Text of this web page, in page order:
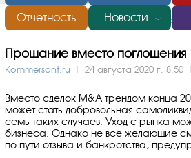
Отчетность Новости ﹀
Главная/Новости ​Прощание вместо
​Прощание вместо поглощения
Kommersant.ru | 24 августа 2020 г. 8:50 |
Вместо сделок M&A трендом конца
может стать добровольная
семь таких случаев. Уход с рынка
бизнеса. Однако не все желающие
по пути отзыва и банкротства,